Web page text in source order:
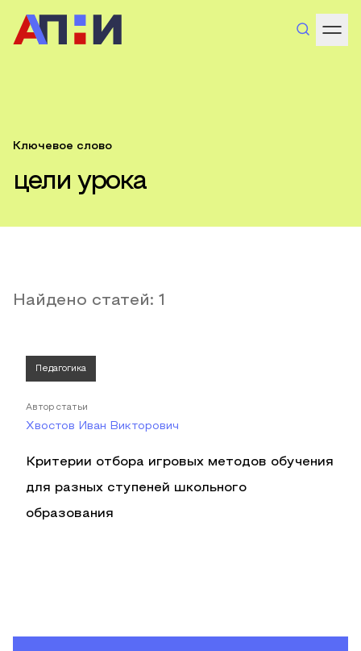
Ключевое слово
цели урока
Найдено статей: 1
Педагогика
Автор статьи
Хвостов Иван Викторович
Критерии отбора игровых методов обучения
для разных ступеней школьного
образования